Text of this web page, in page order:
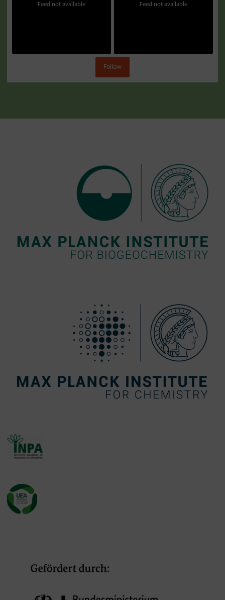
Feed not available Feed not available
Follow